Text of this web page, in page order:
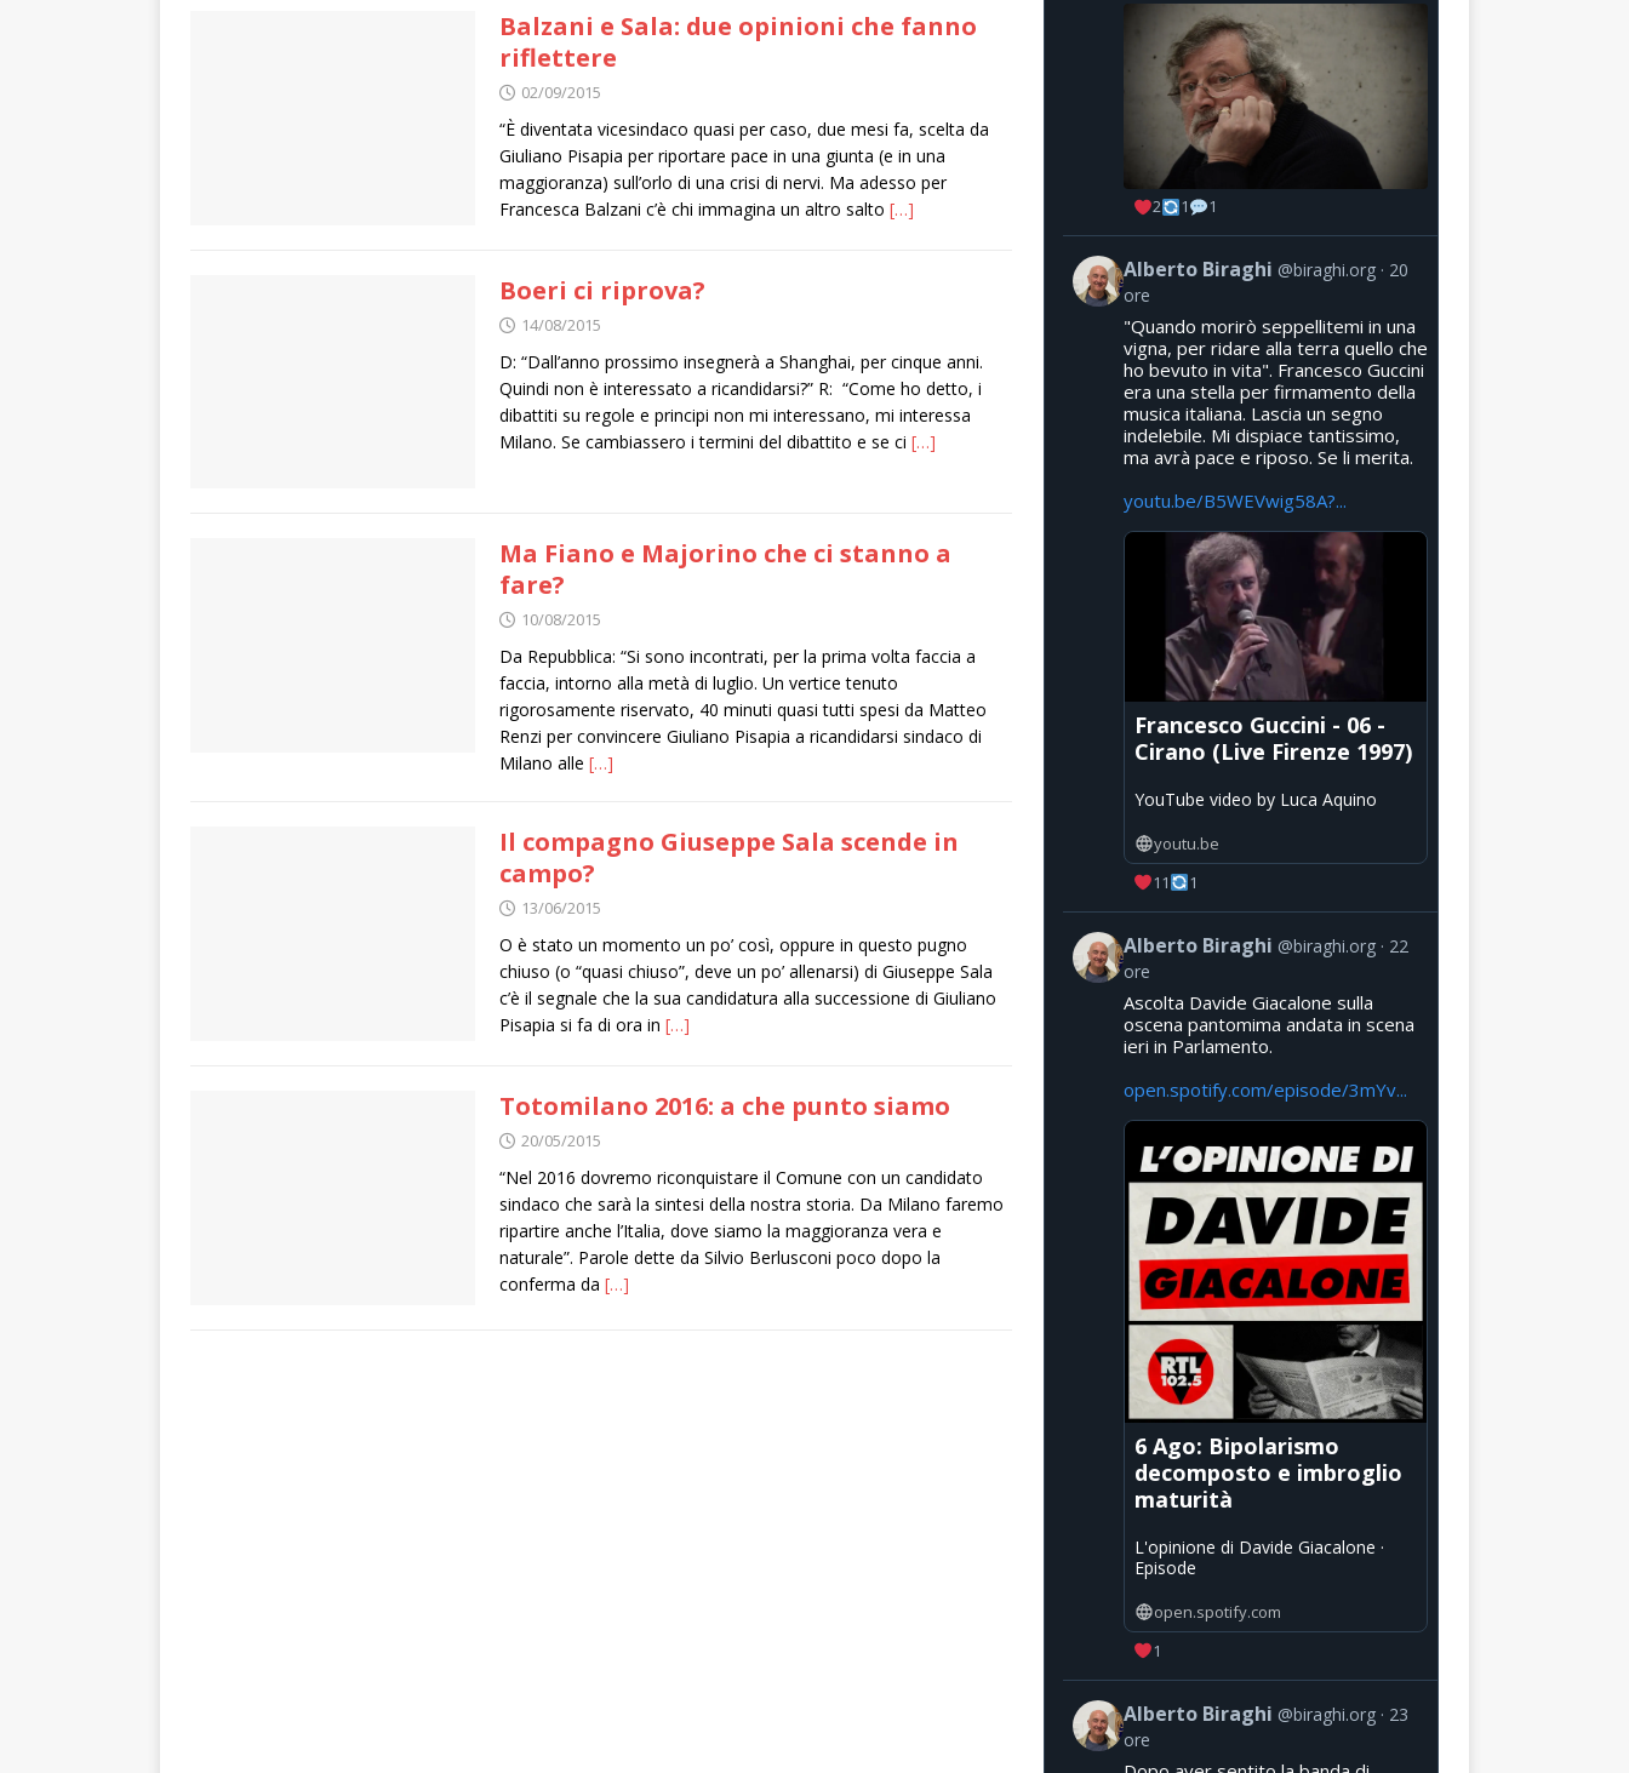
Balzani e Sala: due opinioni che fanno
riflettere
02/09/2015
“È diventata vicesindaco quasi per caso, due mesi fa, scelta da
Giuliano Pisapia per riportare pace in una giunta (e in una
maggioranza) sull’orlo di una crisi di nervi. Ma adesso per
Francesca Balzani c’è chi immagina un altro salto […]
Boeri ci riprova?
14/08/2015
D: “Dall’anno prossimo insegnerà a Shanghai, per cinque anni.
Quindi non è interessato a ricandidarsi?” R: “Come ho detto, i
dibattiti su regole e principi non mi interessano, mi interessa
Milano. Se cambiassero i termini del dibattito e se ci […]
Ma Fiano e Majorino che ci stanno a
fare?
10/08/2015
Da Repubblica: “Si sono incontrati, per la prima volta faccia a
faccia, intorno alla metà di luglio. Un vertice tenuto
rigorosamente riservato, 40 minuti quasi tutti spesi da Matteo
Renzi per convincere Giuliano Pisapia a ricandidarsi sindaco di
Milano alle […]
Il compagno Giuseppe Sala scende in
campo?
13/06/2015
O è stato un momento un po’ così, oppure in questo pugno
chiuso (o “quasi chiuso”, deve un po’ allenarsi) di Giuseppe Sala
c’è il segnale che la sua candidatura alla successione di Giuliano
Pisapia si fa di ora in […]
Totomilano 2016: a che punto siamo
20/05/2015
“Nel 2016 dovremo riconquistare il Comune con un candidato
sindaco che sarà la sintesi della nostra storia. Da Milano faremo
ripartire anche l’Italia, dove siamo la maggioranza vera e
naturale”. Parole dette da Silvio Berlusconi poco dopo la
conferma da […]
2 1 1
Alberto Biraghi @biraghi.org
20
ore
"Quando morirò seppellitemi in una
vigna, per ridare alla terra quello che
ho bevuto in vita". Francesco Guccini
era una stella per firmamento della
musica italiana. Lascia un segno
indelebile. Mi dispiace tantissimo,
ma avrà pace e riposo. Se li merita.
youtu.be/B5WEVwig58A?...
Francesco Guccini - 06 -
Cirano (Live Firenze 1997)
YouTube video by Luca Aquino
youtu.be
11
1
Alberto Biraghi @biraghi.org
22
ore
Ascolta Davide Giacalone sulla
oscena pantomima andata in scena
ieri in Parlamento.
open.spotify.com/episode/3mYv...
6 Ago: Bipolarismo
decomposto e imbroglio
maturità
L'opinione di Davide Giacalone ·
Episode
open.spotify.com
1
Alberto Biraghi @biraghi.org
23
ore